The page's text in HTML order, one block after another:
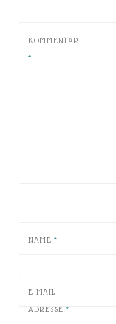
KOMMENTAR
*
NAME *
E-MAIL-
ADRESSE *